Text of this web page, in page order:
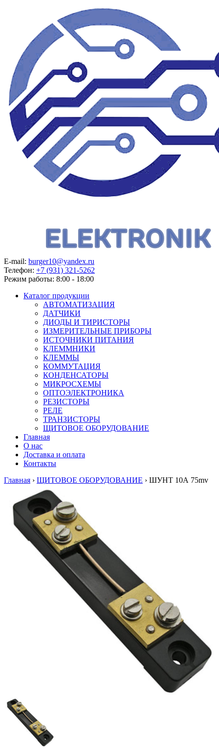
E-mail: burger10@yandex.ru
Телефон: +7 (931) 321-5262
Режим работы: 8:00 - 18:00
Каталог продукции
АВТОМАТИЗАЦИЯ
ДАТЧИКИ
ДИОДЫ И ТИРИСТОРЫ
ИЗМЕРИТЕЛЬНЫЕ ПРИБОРЫ
ИСТОЧНИКИ ПИТАНИЯ
КЛЕММНИКИ
КЛЕММЫ
КОММУТАЦИЯ
КОНДЕНСАТОРЫ
МИКРОСХЕМЫ
ОПТОЭЛЕКТРОНИКА
РЕЗИСТОРЫ
РЕЛЕ
ТРАНЗИСТОРЫ
ЩИТОВОЕ ОБОРУДОВАНИЕ
Главная
О нас
Доставка и оплата
Контакты
Главная › ЩИТОВОЕ ОБОРУДОВАНИЕ › ШУНТ 10А 75mv